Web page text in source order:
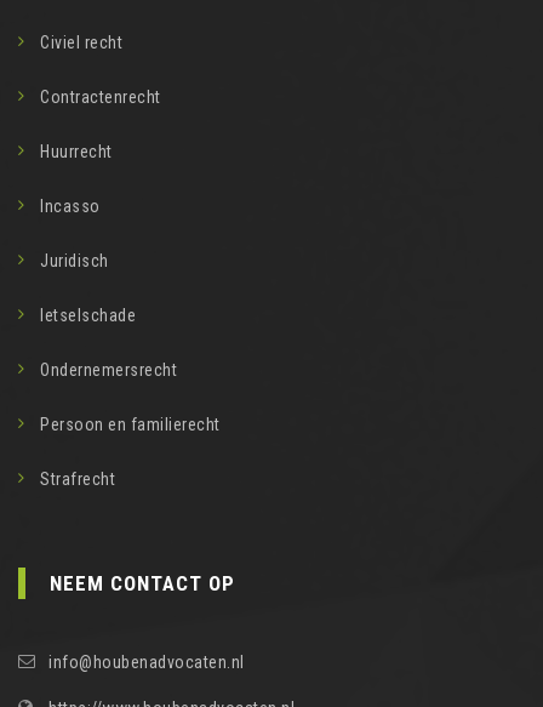
Civiel recht
Contractenrecht
Huurrecht
Incasso
Juridisch
letselschade
Ondernemersrecht
Persoon en familierecht
Strafrecht
NEEM CONTACT OP
info@houbenadvocaten.nl